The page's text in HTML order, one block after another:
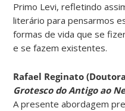
Primo Levi, refletindo
literário para pensarmos
formas de vida que se
e se fazem existentes.
Rafael Reginato
Grotesco do Antigo ao
A presente abordagem